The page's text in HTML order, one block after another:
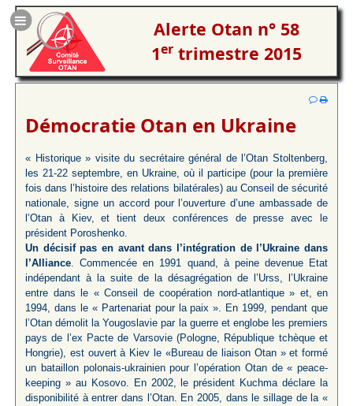
Alerte Otan n° 58
1ertrimestre 2015
Démocratie Otan en Ukraine
« Historique » visite du secrétaire général de l’Otan Stoltenberg,
les 21-22 septembre, en Ukraine, où il participe (pour la première
fois dans l’histoire des relations bilatérales) au Conseil de sécurité
nationale, signe un accord pour l’ouverture d’une ambassade de
l’Otan à Kiev, et tient deux conférences de presse avec le
président Poroshenko.
Un décisif pas en avant dans l’intégration de l’Ukraine dans
l’Alliance. Commencée en 1991 quand, à peine devenue Etat
indépendant à la suite de la désagrégation de l’Urss, l’Ukraine
entre dans le « Conseil de coopération nord-atlantique » et, en
1994, dans le « Partenariat pour la paix ». En 1999, pendant que
l’Otan démolit la Yougoslavie par la guerre et englobe les premiers
pays de l’ex Pacte de Varsovie (Pologne, République tchèque et
Hongrie), est ouvert à Kiev le «Bureau de liaison Otan » et formé
un bataillon polonais-ukrainien pour l’opération Otan de « peace-
keeping » au Kosovo. En 2002, le président Kuchma déclare la
disponibilité à entrer dans l’Otan. En 2005, dans le sillage de la «